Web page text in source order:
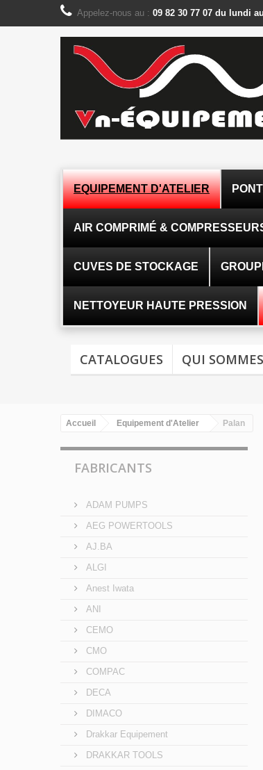
Panneau de gestion des cookies
Appelez-nous au : 09 82 30 77 07 du lundi
EQUIPEMENT D'ATELIER
AIR COMPRIMÉ &
CUVES DE STOCKAGE
NETTOYEUR HAUTE PRESSION
CATALOGUES QUI
Accueil Equipement d'Atelier Palan
FABRICANTS
ADAM PUMPS
AEG POWERTOOLS
AJ.BA
ALGI
Anest Iwata
ANI
CEMO
CMO
COMPAC
DECA
DIMACO
Drakkar Equipement
DRAKKAR TOOLS